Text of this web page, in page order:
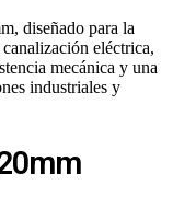
diseñado para la
eléctrica,
mecánica y una
industriales y